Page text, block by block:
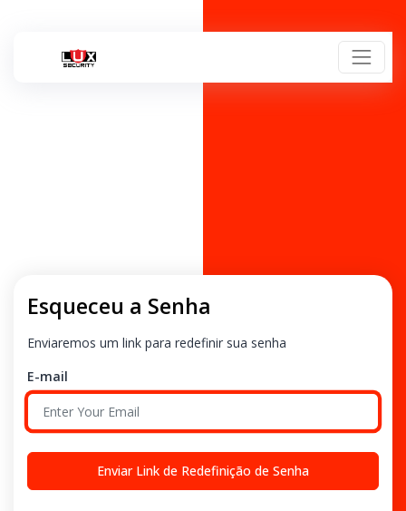
Esqueceu a Senha
Enviaremos um link para redefinir sua senha
E-mail
Enviar Link de Redefinição de Senha